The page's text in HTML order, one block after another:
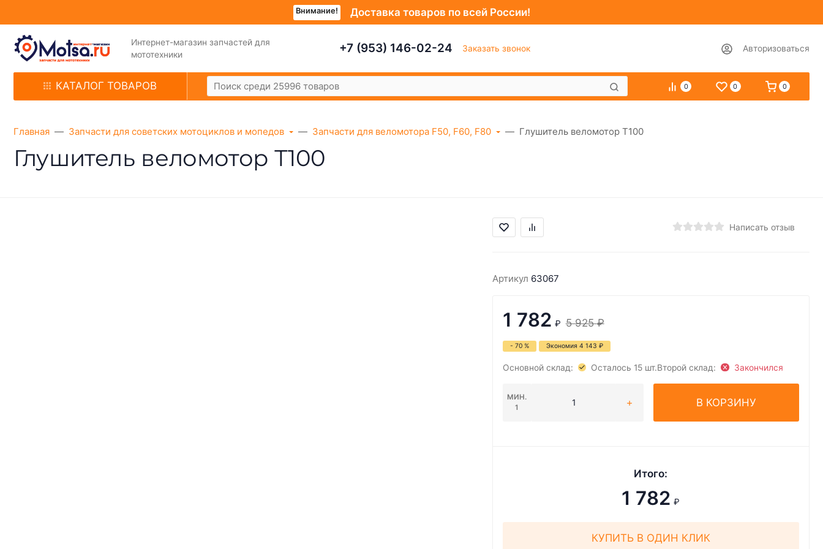
Внимание! Доставка товаров по всей России!
Интернет-магазин запчастей для
мототехники
+7 (953) 146-02-24 Заказать звонок Авторизоваться
КАТАЛОГ ТОВАРОВ 0 0 0
Главная Запчасти для советских мотоциклов и мопедов Запчасти для веломотора F50, F60, F80 Глушитель веломотор Т100
Глушитель веломотор Т100
Написать отзыв
Артикул 63067
1 782 ₽ 5 925 ₽
- 70 % Экономия 4 143 ₽
Основной склад: Осталось 15 шт.Второй склад: Закончился
МИН.
1
В КОРЗИНУ
Итого:
1 782 ₽
КУПИТЬ В ОДИН КЛИК